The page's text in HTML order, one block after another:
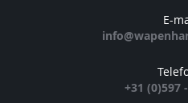
E-
+31 (0)597